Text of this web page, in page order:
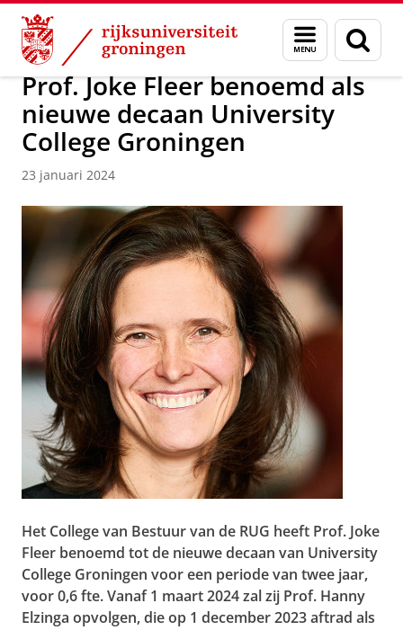
Skip
Content
Skip
Navigation
Menu
en
zoeken
Over ons University College Groningen
Prof. Joke Fleer benoemd als
nieuwe decaan University
College Groningen
23 januari 2024
Het College van Bestuur van de RUG heeft Prof. Joke
Fleer benoemd tot de nieuwe decaan van University
College Groningen voor een periode van twee jaar,
voor 0,6 fte. Vanaf 1 maart 2024 zal zij Prof. Hanny
Elzinga opvolgen, die op 1 december 2023 aftrad als